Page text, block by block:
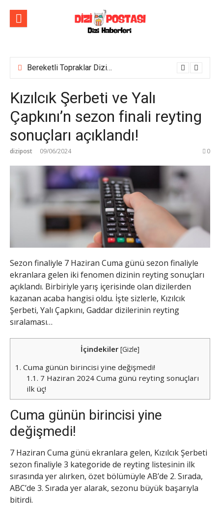
Bereketli Topraklar Dizisinin İlk Tanıtım Fragmanı Yayımlandı! Yeni dizi yakında Show TV’de başlıyor!
Kızılcık Şerbeti ve Yalı
Çapkını’n sezon finali reyting
sonuçları açıklandı!
dizipost 09/06/2024 0
Sezon finaliyle 7 Haziran Cuma günü sezon finaliyle
ekranlara gelen iki fenomen dizinin reyting sonuçları
açıklandı. Birbiriyle yarış içerisinde olan dizilerden
kazanan acaba hangisi oldu. İşte sizlerle, Kızılcık
Şerbeti, Yalı Çapkını, Gaddar dizilerinin reyting
sıralaması…
İçindekiler [Gizle]
1. Cuma günün birincisi yine değişmedi!
1.1. 7 Haziran 2024 Cuma günü reyting sonuçları
ilk üç!
Cuma günün birincisi yine
değişmedi!
7 Haziran Cuma günü ekranlara gelen, Kızılcık Şerbeti
sezon finaliyle 3 kategoride de reyting listesinin ilk
sırasında yer alırken, özet bölümüyle AB’de 2. Sırada,
ABC’de 3. Sırada yer alarak, sezonu büyük başarıyla
bitirdi.